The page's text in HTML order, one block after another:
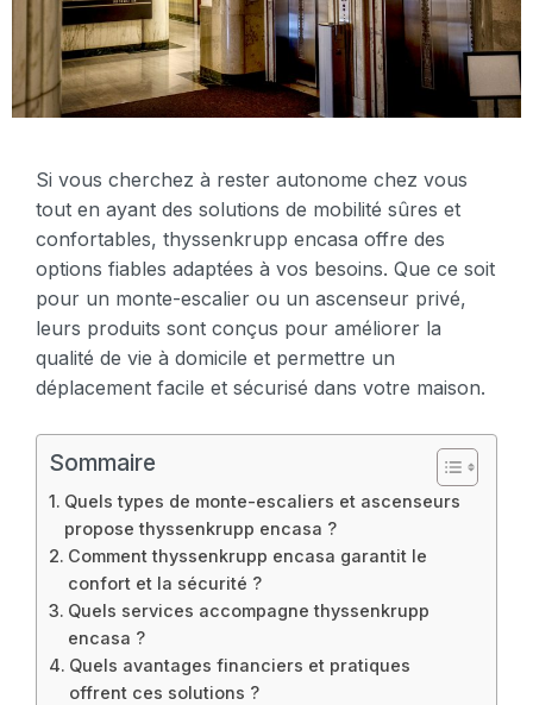
Si vous cherchez à rester autonome chez vous
tout en ayant des solutions de mobilité sûres et
confortables, thyssenkrupp encasa offre des
options fiables adaptées à vos besoins. Que ce soit
pour un monte-escalier ou un ascenseur privé,
leurs produits sont conçus pour améliorer la
qualité de vie à domicile et permettre un
déplacement facile et sécurisé dans votre maison.
Sommaire
Quels types de monte-escaliers et ascenseurs
propose thyssenkrupp encasa ?
Comment thyssenkrupp encasa garantit le
confort et la sécurité ?
Quels services accompagne thyssenkrupp
encasa ?
Quels avantages financiers et pratiques
offrent ces solutions ?